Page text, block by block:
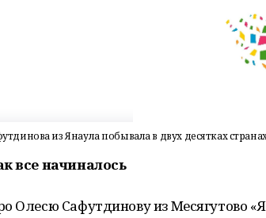
из Янаула побывала в двух десятках
все начиналось
Олесю Сафутдинову из Месягутово